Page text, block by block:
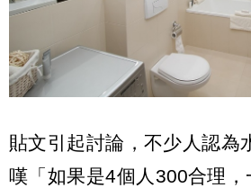
貼文引起討論，不少人認為
嘆「如果是4個人300合理